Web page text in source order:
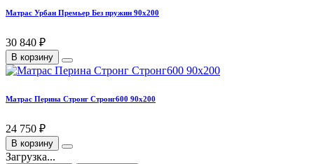
Матрас Урбан Премьер Без пружин 90х200
30 840 ₽
В корзину
Матрас Перина Стронг Стронг600 90х200
24 750 ₽
В корзину
Загрузка...